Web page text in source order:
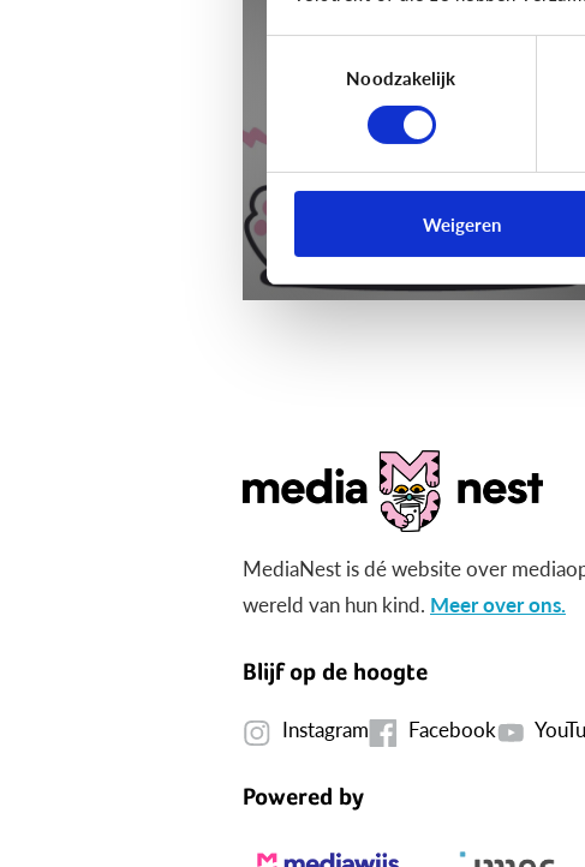
Noodzakelijk
Weigeren
speelgoed: waar moet
ik op letten?
Download de klik & print
MediaNest is dé website over
wereld van hun kind. Meer over ons.
Blijf op de hoogte
Instagram Facebook
Powered by